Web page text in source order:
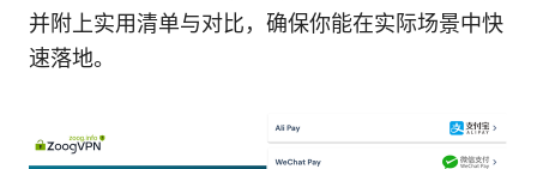
并附上实用清单与对比，确保你能在实际场景中快
速落地。